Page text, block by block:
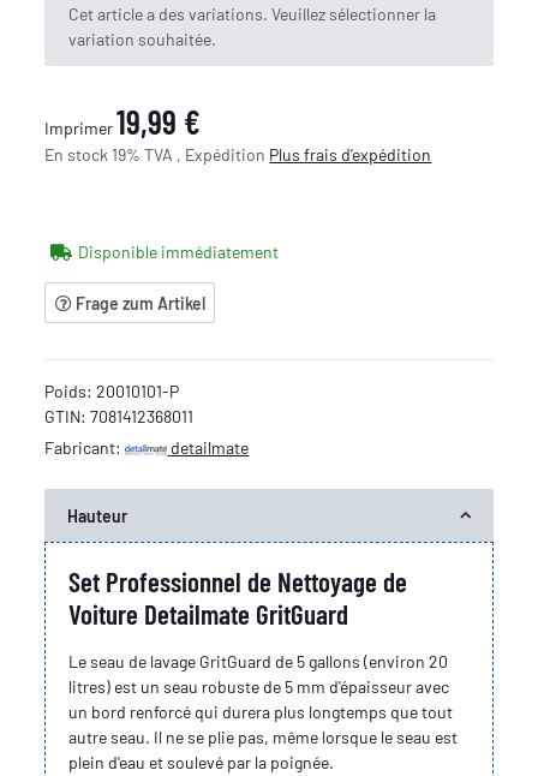
x
Cet article a des variations. Veuillez sélectionner la
variation souhaitée.
Imprimer 19,99 €
En stock 19% TVA , Expédition Plusfrais d'expédition
Disponible immédiatement
Frage zum Artikel
Poids:20010101-P
GTIN: 7081412368011
Fabricant:
detailmate
Hauteur
Set Professionnel de Nettoyage de
Voiture Detailmate GritGuard
Le seau de lavage GritGuard de 5 gallons (environ 20
litres) est un seau robuste de 5 mm d'épaisseur avec
un bord renforcé qui durera plus longtemps que tout
autre seau. Il ne se plie pas, même lorsque le seau est
plein d'eau et soulevé par la poignée.